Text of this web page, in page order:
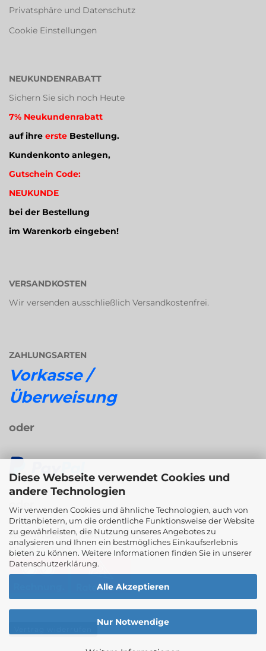
Diese Webseite verwendet Cookies und
andere Technologien
Wir verwenden Cookies und ähnliche Technologien, auch von
Drittanbietern, um die ordentliche Funktionsweise der Website
zu gewährleisten, die Nutzung unseres Angebotes zu
analysieren und Ihnen ein bestmögliches Einkaufserlebnis
bieten zu können. Weitere Informationen finden Sie in unserer
Datenschutzerklärung.
Alle Akzeptieren
Nur Notwendige
Privatsphäre und Datenschutz
Cookie Einstellungen
NEUKUNDENRABATT
Sichern Sie sich noch Heute
7% Neukundenrabatt
auf ihre erste Bestellung.
Kundenkonto anlegen,
Gutschein Code:
NEUKUNDE
bei der Bestellung
im Warenkorb eingeben!
VERSANDKOSTEN
Wir versenden ausschließlich Versandkostenfrei.
ZAHLUNGSARTEN
Vorkasse /
Überweisung
oder
oder
Rechnungs- / Ratenkauf
bei Klarna